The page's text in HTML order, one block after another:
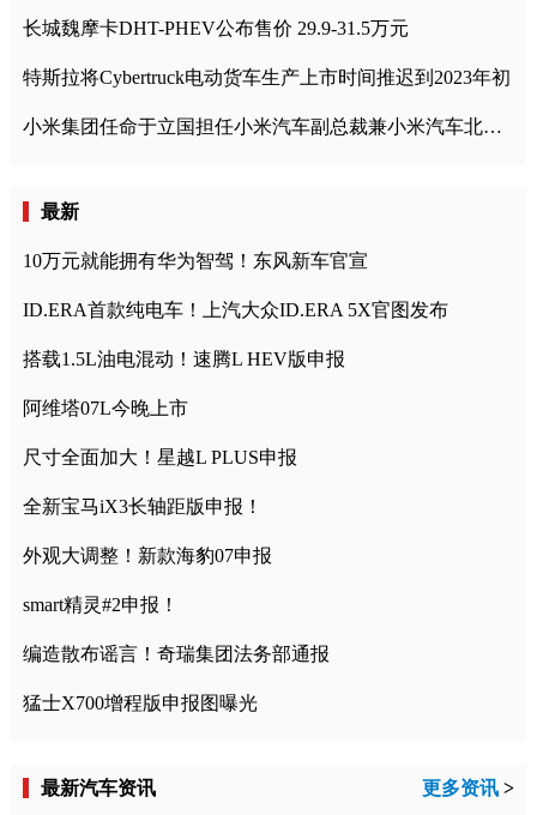
长城魏摩卡DHT-PHEV公布售价 29.9-31.5万元
特斯拉将Cybertruck电动货车生产上市时间推迟到2023年初
小米集团任命于立国担任小米汽车副总裁兼小米汽车北京总部政委
最新
10万元就能拥有华为智驾！东风新车官宣
ID.ERA首款纯电车！上汽大众ID.ERA 5X官图发布
搭载1.5L油电混动！速腾L HEV版申报
阿维塔07L今晚上市
尺寸全面加大！星越L PLUS申报
全新宝马iX3长轴距版申报！
外观大调整！新款海豹07申报
smart精灵#2申报！
编造散布谣言！奇瑞集团法务部通报
猛士X700增程版申报图曝光
最新汽车资讯 更多资讯 >